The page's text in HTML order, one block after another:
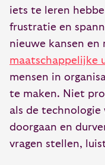
iets te leren
frustratie en
nieuwe kansen en
maatschappelijke
mensen in
te maken. Niet
als de
doorgaan en
vragen stellen,